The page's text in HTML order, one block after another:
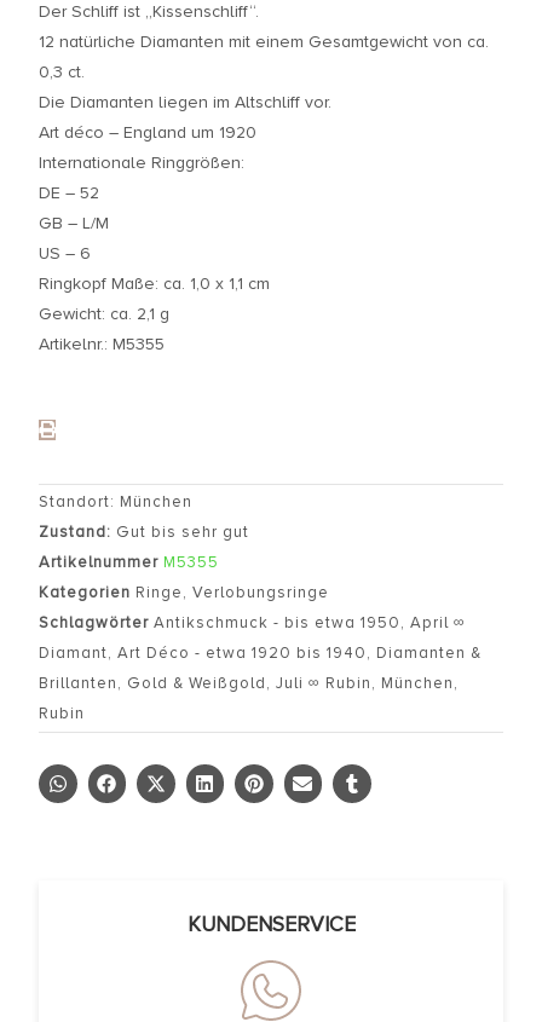
Der Schliff ist „Kissenschliff“.
12 natürliche Diamanten mit einem Gesamtgewicht von ca.
0,3 ct.
Die Diamanten liegen im Altschliff vor.
Art déco – England um 1920
Internationale Ringgrößen:
DE – 52
GB – L/M
US – 6
Ringkopf Maße: ca. 1,0 x 1,1 cm
Gewicht: ca. 2,1 g
Artikelnr.: M5355
Standort: München
Zustand: Gut bis sehr gut
Artikelnummer M5355
Kategorien Ringe, Verlobungsringe
Schlagwörter Antikschmuck - bis etwa 1950, April ∞
Diamant, Art Déco - etwa 1920 bis 1940, Diamanten &
Brillanten, Gold & Weißgold, Juli ∞ Rubin, München,
Rubin
KUNDENSERVICE